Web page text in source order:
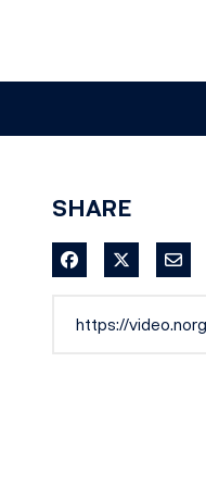
SHARE
Share onShare on X